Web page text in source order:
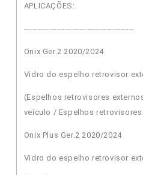
APLICAÇÕES:
----------------------------------------
Onix Ger.2 2020/2024
Vidro do espelho retrovisor
(Espelhos retrovisores
veículo / Espelhos
Onix Plus Ger.2 2020/2024
Vidro do espelho retrovisor